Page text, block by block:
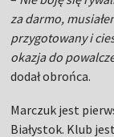
za darmo,
przygotowany i
okazja do
dodał obrońca.
Marczuk jest
Białystok. Klub